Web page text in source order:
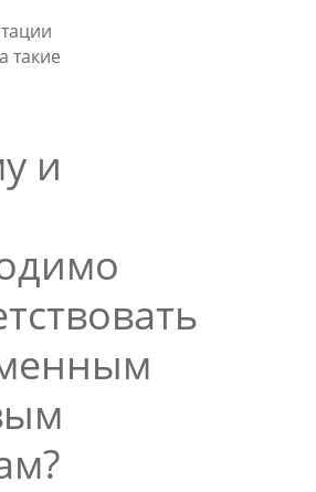
такие
и